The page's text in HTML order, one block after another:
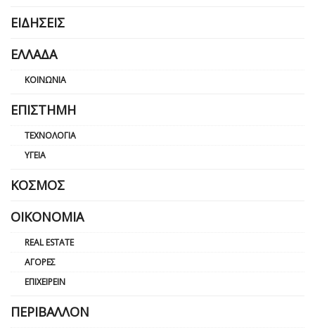
ΕΙΔΉΣΕΙΣ
ΕΛΛΆΔΑ
ΚΟΙΝΩΝΊΑ
ΕΠΙΣΤΉΜΗ
ΤΕΧΝΟΛΟΓΊΑ
ΥΓΕΊΑ
ΚΌΣΜΟΣ
ΟΙΚΟΝΟΜΊΑ
REAL ESTATE
ΑΓΟΡΈΣ
ΕΠΙΧΕΙΡΕΊΝ
ΠΕΡΙΒΆΛΛΟΝ